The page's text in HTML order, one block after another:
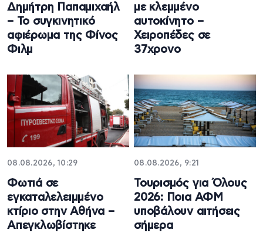
Δημήτρη Παπαμιχαήλ
– Το συγκινητικό
αφιέρωμα της Φίνος
Φιλμ
με κλεμμένο
αυτοκίνητο –
Χειροπέδες σε
37χρονο
08.08.2026, 10:29
Φωτιά σε
εγκαταλελειμμένο
κτίριο στην Αθήνα –
Απεγκλωβίστηκε
08.08.2026, 9:21
Τουρισμός για Όλους
2026: Ποια ΑΦΜ
υποβάλουν αιτήσεις
σήμερα